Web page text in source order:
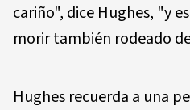
cariño", dice Hughes, "y
morir también rodeado
Hughes recuerda a una